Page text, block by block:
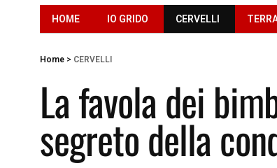
HOME IO GRIDO CERVELLI
Home > CERVELLI
La favola dei
segreto della